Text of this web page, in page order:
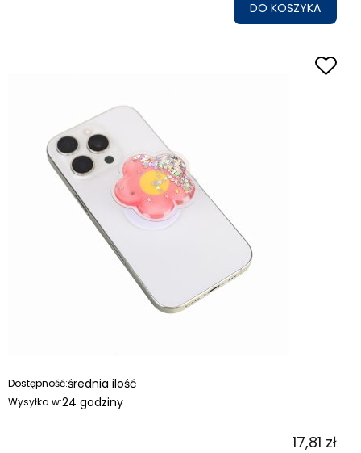
DO KOSZYKA
Dostępność:średnia ilość
Wysyłka w:24 godziny
17,81 zł